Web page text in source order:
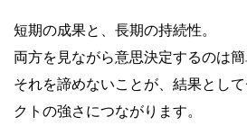
短期の成果と、長期の持続性。
両方を見ながら意思決定するのは簡
それを諦めないことが、結果とし
クトの強さにつながります。